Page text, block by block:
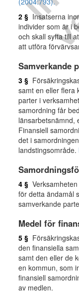
2 § Insatserna
individer som är i
och skall syfta till
att utföra
Samverkande
3 §
samt en eller flera
parter i
samordning får
länsarbetsnämnd,
Finansiell
det i
landstingsområde.
4 §
för detta ändamål
samverkande
Medel för
5 §
den finansiella
samt den eller de
en kommun, som
finansiell
av medlen.